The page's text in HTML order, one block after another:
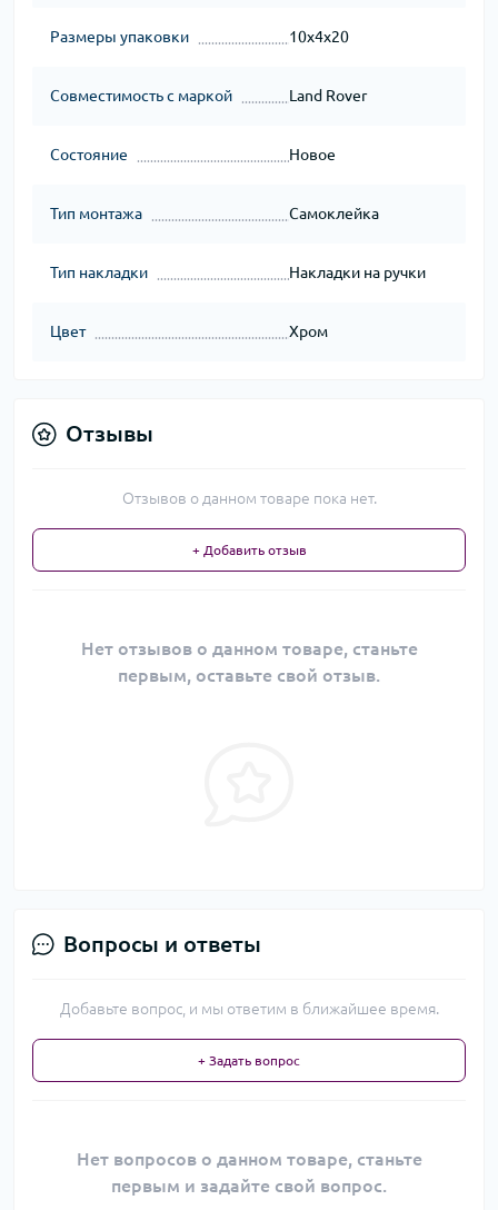
Размеры упаковки 10x4x20
Совместимость с маркой Land Rover
Состояние Новое
Тип монтажа Самоклейка
Тип накладки Накладки на ручки
Цвет Хром
Отзывы
Отзывов о данном товаре пока нет.
+ Добавить отзыв
Нет отзывов о данном товаре, станьте
первым, оставьте свой отзыв.
Вопросы и ответы
Добавьте вопрос, и мы ответим в ближайшее время.
+ Задать вопрос
Нет вопросов о данном товаре, станьте
первым и задайте свой вопрос.